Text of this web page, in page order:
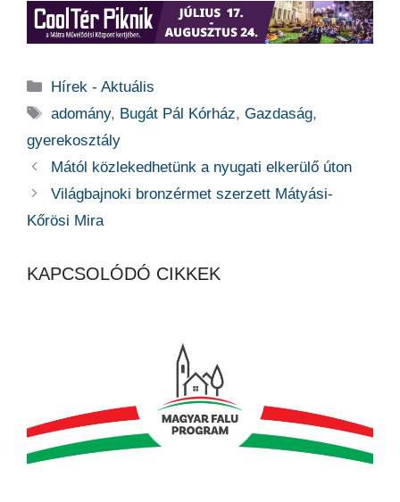
Kategória
Hírek - Aktuális
Címkék
adomány, Bugát Pál Kórház,Gazdaság,
gyerekosztály
Mától közlekedhetünk a nyugati elkerülő úton
Világbajnoki bronzérmet szerzett Mátyási-
Kőrösi Mira
KAPCSOLÓDÓ CIKKEK